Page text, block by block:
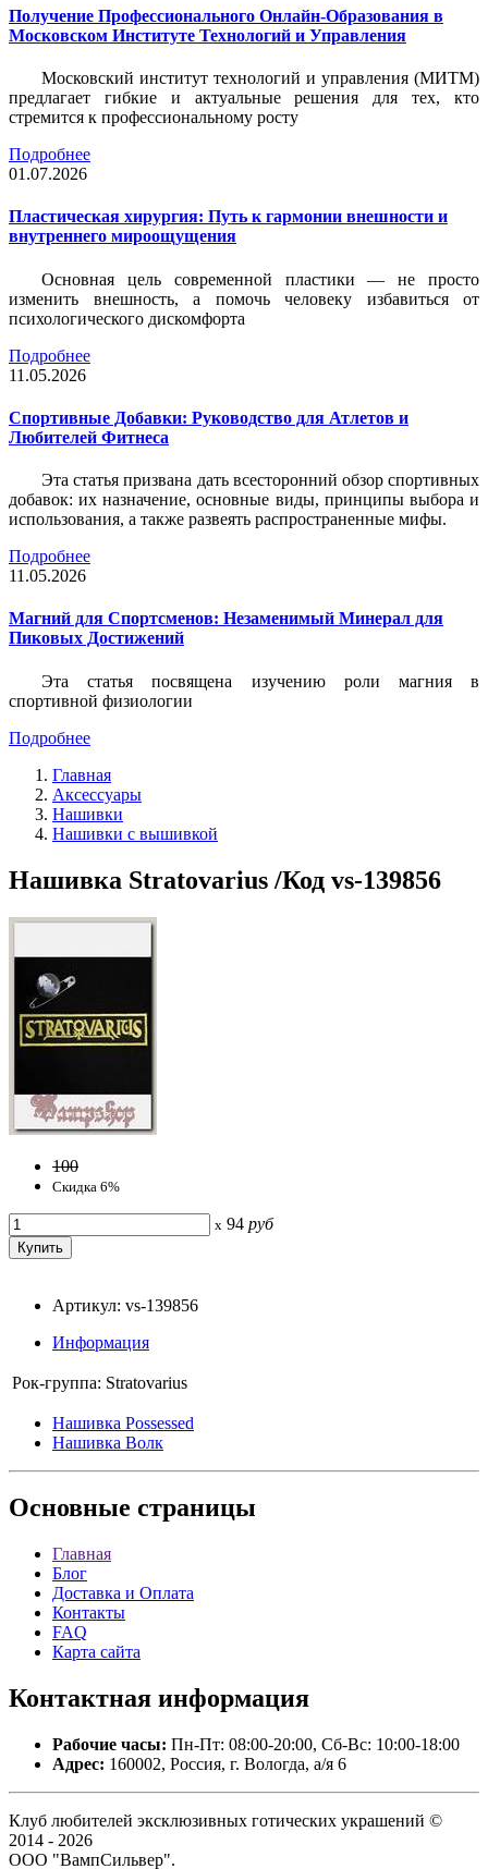
Получение Профессионального Онлайн-Образования в
Московском Институте Технологий и Управления
Московский институт технологий и управления (МИТМ)
предлагает гибкие и актуальные решения для тех, кто
стремится к профессиональному росту
Подробнее
01.07.2026
Пластическая хирургия: Путь к гармонии внешности и
внутреннего мироощущения
Основная цель современной пластики — не просто
изменить внешность, а помочь человеку избавиться от
психологического дискомфорта
Подробнее
11.05.2026
Спортивные Добавки: Руководство для Атлетов и
Любителей Фитнеса
Эта статья призвана дать всесторонний обзор спортивных
добавок: их назначение, основные виды, принципы выбора и
использования, а также развеять распространенные мифы.
Подробнее
11.05.2026
Магний для Спортсменов: Незаменимый Минерал для
Пиковых Достижений
Эта статья посвящена изучению роли магния в
спортивной физиологии
Подробнее
Главная
Аксессуары
Нашивки
Нашивки с вышивкой
Нашивка Stratovarius /Код vs-139856
100
Скидка 6%
x 94 руб
Артикул: vs-139856
Информация
Рок-группа: Stratovarius
Нашивка Possessed
Нашивка Волк
Основные страницы
Главная
Блог
Доставка и Оплата
Контакты
FAQ
Карта сайта
Контактная информация
Рабочие часы: Пн-Пт: 08:00-20:00, Сб-Вс: 10:00-18:00
Адрес: 160002, Россия, г. Вологда, а/я 6
Клуб любителей эксклюзивных готических украшений ©
2014 - 2026
ООО "ВампСильвер".